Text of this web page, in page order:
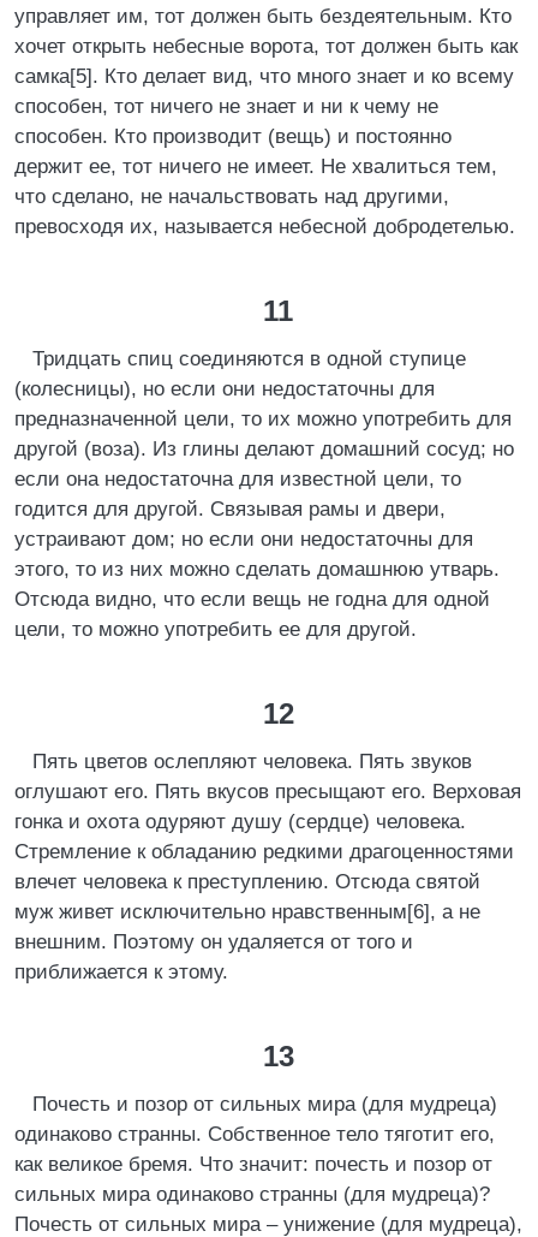
управляет им, тот должен быть бездеятельным. Кто
хочет открыть небесные ворота, тот должен быть как
самка[5]. Кто делает вид, что много знает и ко всему
способен, тот ничего не знает и ни к чему не
способен. Кто производит (вещь) и постоянно
держит ее, тот ничего не имеет. Не хвалиться тем,
что сделано, не начальствовать над другими,
превосходя их, называется небесной добродетелью.
11
Тридцать спиц соединяются в одной ступице
(колесницы), но если они недостаточны для
предназначенной цели, то их можно употребить для
другой (воза). Из глины делают домашний сосуд; но
если она недостаточна для известной цели, то
годится для другой. Связывая рамы и двери,
устраивают дом; но если они недостаточны для
этого, то из них можно сделать домашнюю утварь.
Отсюда видно, что если вещь не годна для одной
цели, то можно употребить ее для другой.
12
Пять цветов ослепляют человека. Пять звуков
оглушают его. Пять вкусов пресыщают его. Верховая
гонка и охота одуряют душу (сердце) человека.
Стремление к обладанию редкими драгоценностями
влечет человека к преступлению. Отсюда святой
муж живет исключительно нравственным[6], а не
внешним. Поэтому он удаляется от того и
приближается к этому.
13
Почесть и позор от сильных мира (для мудреца)
одинаково странны. Собственное тело тяготит его,
как великое бремя. Что значит: почесть и позор от
сильных мира одинаково странны (для мудреца)?
Почесть от сильных мира – унижение (для мудреца),